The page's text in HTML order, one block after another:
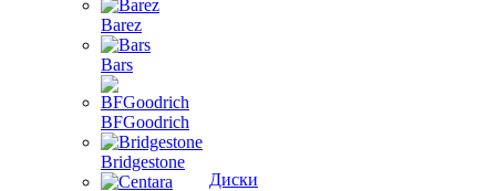
Barez
Bars
BFGoodrich
Bridgestone
Диски